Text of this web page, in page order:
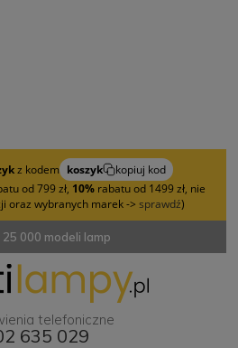
z kodem koszyk
kopiuj kod
od 799 zł, 10% rabatu od 1499 zł, nie
oraz wybranych marek -> sprawdź)
25 000 modeli lamp
telefoniczne
635 029